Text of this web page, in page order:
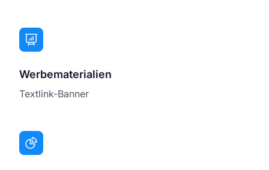
Werbematerialien
Textlink-Banner